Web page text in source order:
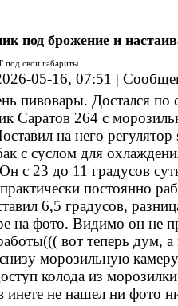
под брожение и
под свои габариты
05-16, 07:51 |
пивовары. Достался по
Саратов 264 с
на него регулятор
с суслом для
с 23 до 11 градусов
постоянно
6,5 градусов,
на фото. Видимо он не
вот теперь дум,
морозильную
колода из
не нашел ни фото